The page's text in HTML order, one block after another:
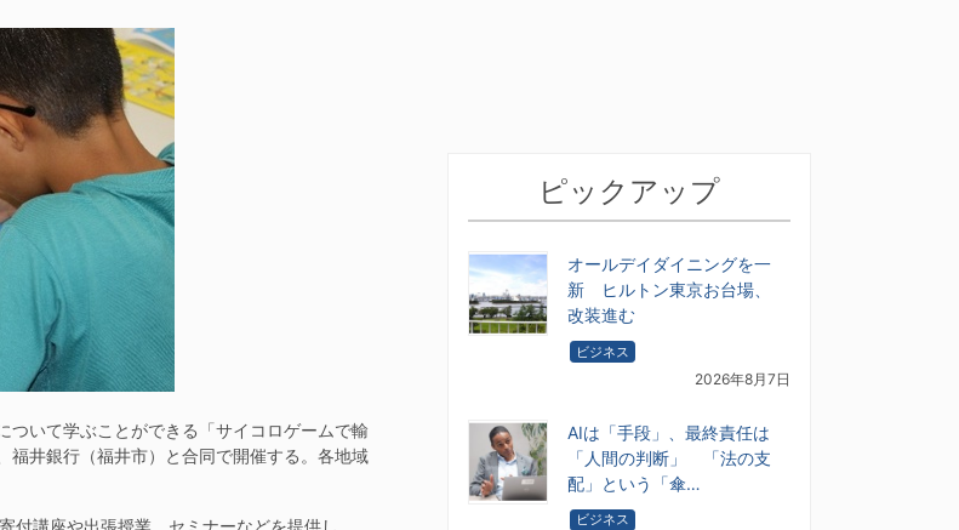
いて学ぶことができる「サイコロゲームで輸
福井銀行（福井市）と合同で開催する。各地域
講座や出張授業、セミナーなどを提供し、
ピックアップ
オールデイダイニングを一
新 ヒルトン東京お台場、
改装進む
ビジネス
2026年8月7日
AIは「手段」、最終責任は
「人間の判断」 「法の支
配」という「傘…
ビジネス